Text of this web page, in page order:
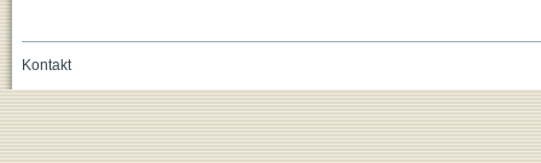
Kontakt